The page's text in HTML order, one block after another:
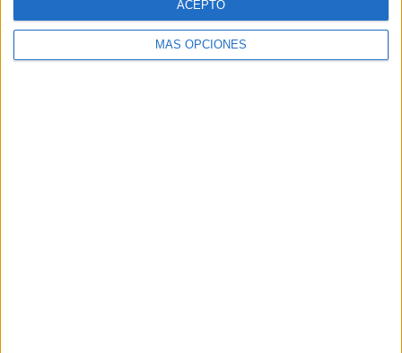
MÁS OPCIONES
ACEPTO